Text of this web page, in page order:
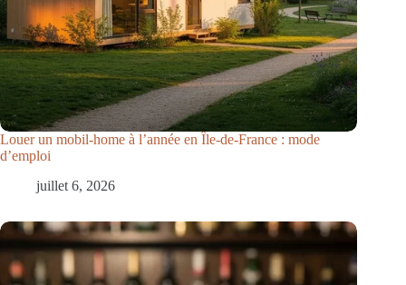
Louer un mobil-home à l’année en Île-de-France : mode
d’emploi
juillet 6, 2026